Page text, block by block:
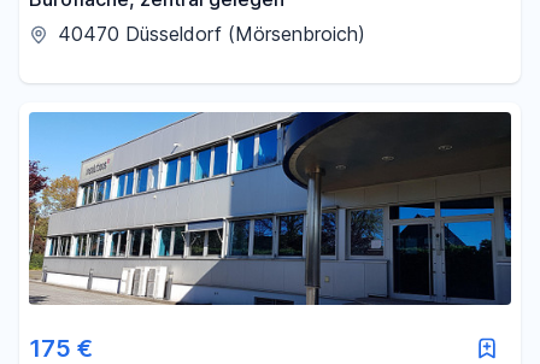
40470 Düsseldorf (Mörsenbroich)
175 €